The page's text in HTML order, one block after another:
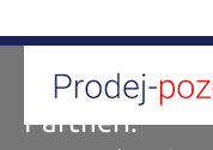
Partneři: